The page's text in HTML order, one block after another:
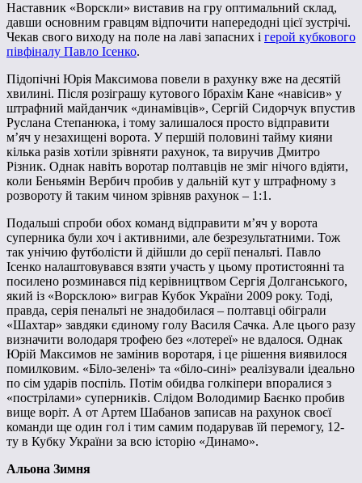
Наставник «Ворскли» виставив на гру оптимальний склад,
давши основним гравцям відпочити напередодні цієї зустрічі.
Чекав свого виходу на поле на лаві запасних і герой кубкового
півфіналу Павло Ісенко.
Підопічні Юрія Максимова повели в рахунку вже на десятій
хвилині. Після розіграшу кутового Ібрахім Кане «навісив» у
штрафний майданчик «динамівців», Сергій Сидорчук впустив
Руслана Степанюка, і тому залишалося просто відправити
м’яч у незахищені ворота. У першій половині тайму кияни
кілька разів хотіли зрівняти рахунок, та виручив Дмитро
Різник. Однак навіть воротар полтавців не зміг нічого вдіяти,
коли Беньямін Вербич пробив у дальній кут у штрафному з
розвороту й таким чином зрівняв рахунок – 1:1.
Подальші спроби обох команд відправити м’яч у ворота
суперника були хоч і активними, але безрезультатними. Тож
так унічию футболісти й дійшли до серії пенальті. Павло
Ісенко налаштовувався взяти участь у цьому протистоянні та
посилено розминався під керівництвом Сергія Долганського,
який із «Ворсклою» виграв Кубок України 2009 року. Тоді,
правда, серія пенальті не знадобилася – полтавці обіграли
«Шахтар» завдяки єдиному голу Василя Сачка. Але цього разу
визначити володаря трофею без «лотереї» не вдалося. Однак
Юрій Максимов не замінив воротаря, і це рішення виявилося
помилковим. «Біло-зелені» та «біло-сині» реалізували ідеально
по сім ударів поспіль. Потім обидва голкіпери впоралися з
«пострілами» суперників. Слідом Володимир Баєнко пробив
вище воріт. А от Артем Шабанов записав на рахунок своєї
команди ще один гол і тим самим подарував їй перемогу, 12-
ту в Кубку України за всю історію «Динамо».
Альона Зимня